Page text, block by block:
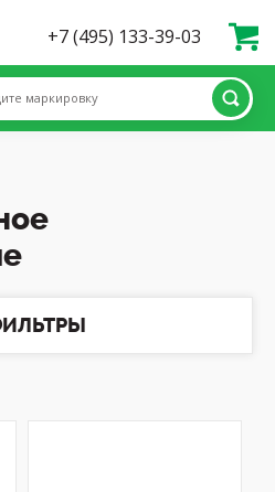
+7 (495) 133-39-03
маркировку